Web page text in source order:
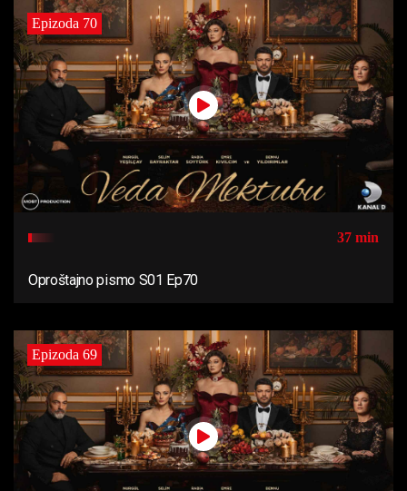
Epizoda 70
37 min
Oproštajno pismo S01 Ep70
Epizoda 69